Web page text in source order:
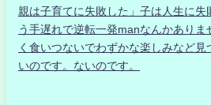
親は子育てに失敗した」子は人生に失
う手遅れで逆転一発manなんかありま
く食いつないでわずかな楽しみなど
いのです。ないのです。